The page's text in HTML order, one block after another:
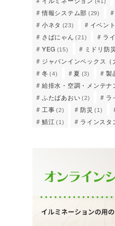
情報システム部 (29)
小ネタ (23) イベント
さばにゃん (21) ラ
YEG (15) ミドリ防災
ジャパンインペックス（
冬 (4) 夏 (3) 製
給排水・空調・メンテナ
ふたばあおい (2) ラ
工事 (2) 防災 (1)
鯖江 (1) ラインスタ